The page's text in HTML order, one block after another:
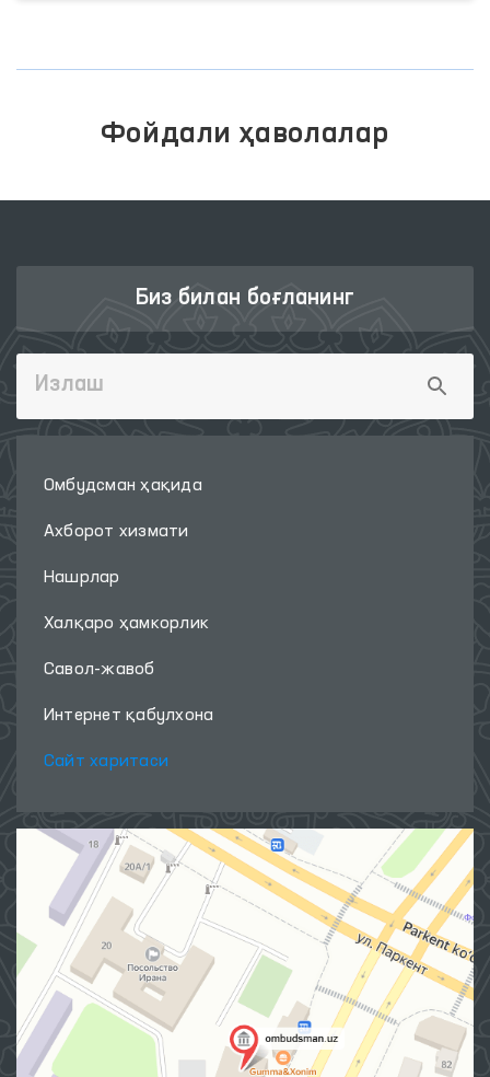
Фойдали ҳаволалар
Биз билан боғланинг
Омбудсман ҳақида
Ахборот хизмати
Нашрлар
Халқаро ҳамкорлик
Савол-жавоб
Интернет қабулхона
Сайт харитаси